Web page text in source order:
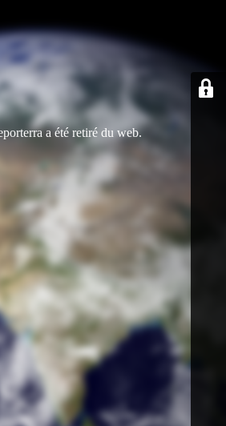
a été retiré du web.